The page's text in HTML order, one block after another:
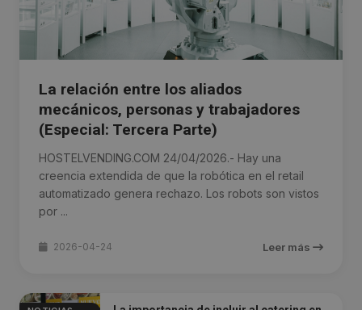
La relación entre los aliados
mecánicos, personas y trabajadores
(Especial: Tercera Parte)
HOSTELVENDING.COM 24/04/2026.- Hay una
creencia extendida de que la robótica en el retail
automatizado genera rechazo. Los robots son vistos
por ...
2026-04-24 Leer más